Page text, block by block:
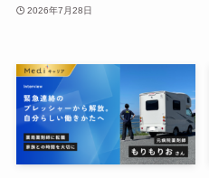
2026年7月28日